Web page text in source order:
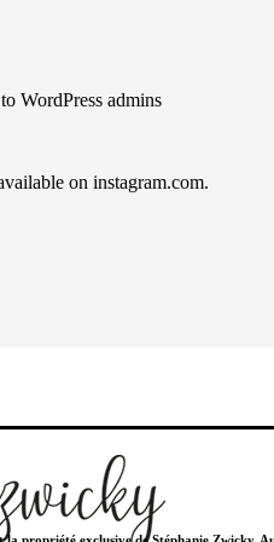
WordPress admins
on instagram.com.